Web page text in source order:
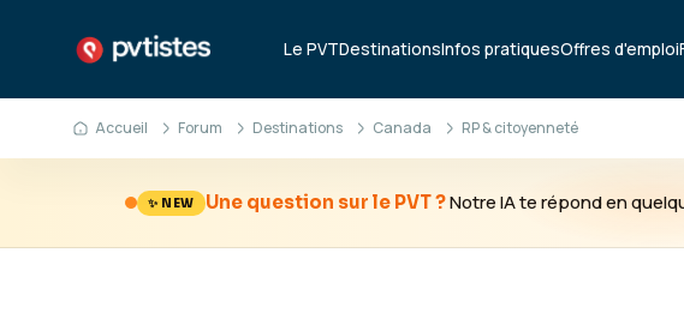
Le PVTDestinationsInfos pratiquesOffres d'emploi
Accueil Forum Destinations Canada RP & citoyenneté
✨ NEW Une question sur le PVT ?Notre IA te répond en